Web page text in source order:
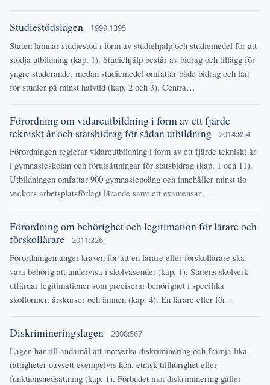
Studiestödslagen 1999:1395
Staten lämnar studiestöd i form av studiehjälp och studiemedel för att
stödja utbildning (kap. 1). Studiehjälp består av bidrag och tillägg för
yngre studerande, medan studiemedel omfattar både bidrag och lån
för studier på minst halvtid (kap. 2 och 3). Centra…
Förordning om vidareutbildning i form av ett fjärde
tekniskt år och statsbidrag för sådan utbildning
2014:854
Förordningen reglerar vidareutbildning i form av ett fjärde tekniskt år
i gymnasieskolan och förutsättningar för statsbidrag (kap. 1 och 11).
Utbildningen omfattar 900 gymnasiepoäng och innehåller minst tio
veckors arbetsplatsförlagt lärande samt ett examensar…
Förordning om behörighet och legitimation för lärare och
förskollärare
2011:326
Förordningen anger kraven för att en lärare eller förskollärare ska
vara behörig att undervisa i skolväsendet (kap. 1). Statens skolverk
utfärdar legitimationer som preciserar behörighet i specifika
skolformer, årskurser och ämnen (kap. 4). En lärare eller för…
Diskrimineringslagen 2008:567
Lagen har till ändamål att motverka diskriminering och främja lika
rättigheter oavsett exempelvis kön, etnisk tillhörighet eller
funktionsnedsättning (kap. 1). Förbudet mot diskriminering gäller